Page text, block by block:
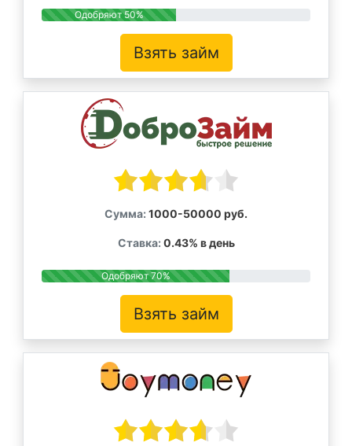
Одобряют 50%
Взять займ
Сумма: 1000-50000 руб.
Ставка: 0.43% в день
Одобряют 70%
Взять займ